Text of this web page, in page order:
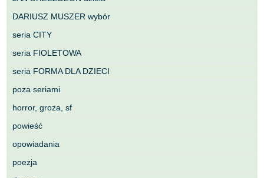
DARIUSZ MUSZER wybór
seria CITY
seria FIOLETOWA
seria FORMA DLA DZIECI
poza seriami
horror, groza, sf
powieść
opowiadania
poezja